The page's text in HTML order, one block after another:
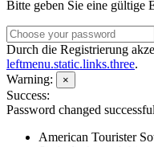
Bitte geben Sie eine gültige
Durch die Registrierung
leftmenu.static.links.three.
Warning:
×
Success:
Password changed
American Tourister